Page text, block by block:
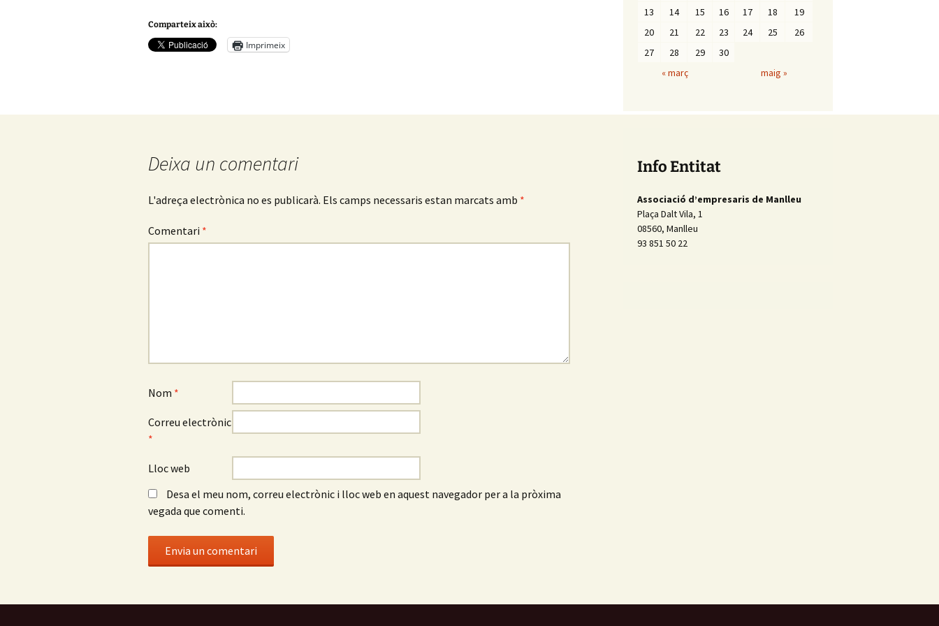
Premis d’Honor
Comptes anuals
Comparteix això:
Imprimeix
Deixa un comentari
L'adreça electrònica no es publicarà. Els camps necessaris estan marcats amb *
Comentari *
Nom *
Correu electrònic
*
Lloc web
Desa el meu nom, correu electrònic i lloc web en aquest navegador per a la pròxima
vegada que comenti.
« març maig »
13
14 15 16 17 18
19
20
21 22 23 24 25
26
27
28 29 30
Info Entitat
Associació d’empresaris de Manlleu
Plaça Dalt Vila, 1
08560, Manlleu
93 851 50 22